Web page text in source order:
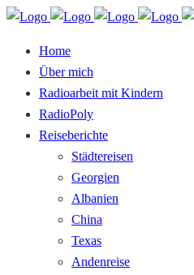
Home
Über mich
Radioarbeit mit Kindern
RadioPoly
Reiseberichte
Städtereisen
Georgien
Albanien
China
Texas
Andenreise